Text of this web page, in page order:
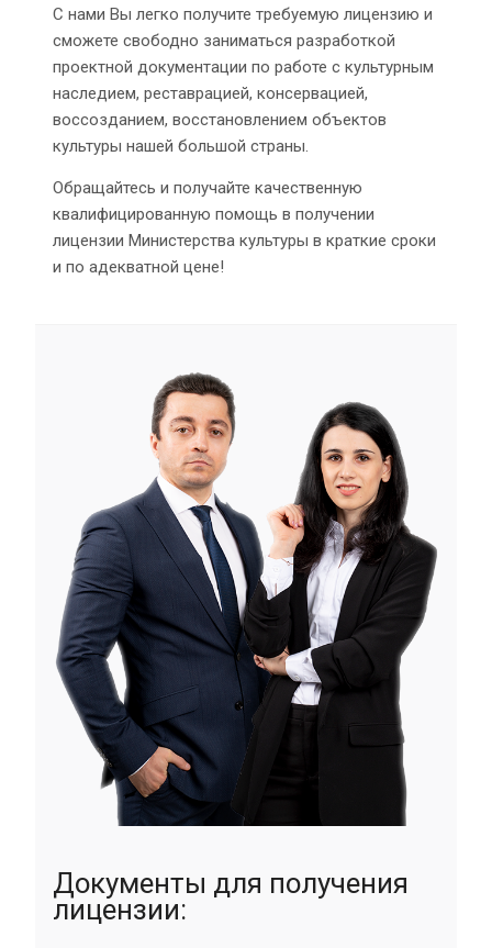
С нами Вы легко получите требуемую лицензию и
сможете свободно заниматься разработкой
проектной документации по работе с культурным
наследием, реставрацией, консервацией,
воссозданием, восстановлением объектов
культуры нашей большой страны.
Обращайтесь и получайте качественную
квалифицированную помощь в получении
лицензии Министерства культуры в краткие сроки
и по адекватной цене!
Документы для получения
лицензии: